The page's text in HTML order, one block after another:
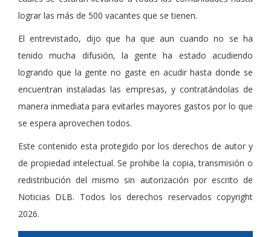
lograr las más de 500 vacantes que se tienen.
El entrevistado, dijo que ha que aun cuando no se ha
tenido mucha difusión, la gente ha estado acudiendo
logrando que la gente no gaste en acudir hasta donde se
encuentran instaladas las empresas, y contratándolas de
manera inmediata para evitarles mayores gastos por lo que
se espera aprovechen todos.
Este contenido esta protegido por los derechos de autor y
de propiedad intelectual. Se prohibe la copia, transmisión o
redistribución del mismo sin autorización por escrito de
Noticias DLB. Todos los derechos reservados copyright
2026.